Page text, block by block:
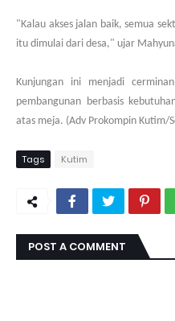
"Kalau akses jalan baik, semua
itu dimulai dari desa," ujar
Kunjungan ini menjadi
pembangunan berbasis
atas meja. (Adv Prokompin Kutim/
Tags Kutim
POST A COMMENT